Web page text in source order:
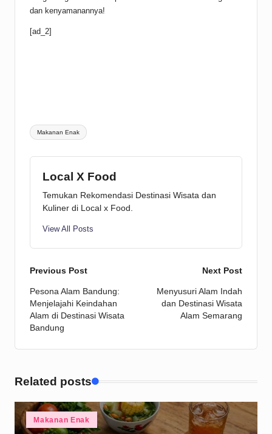
dan kenyamanannya!
[ad_2]
Tags:
Makanan Enak
Local X Food
Temukan Rekomendasi Destinasi Wisata dan
Kuliner di Local x Food.
View All Posts
Post
navigation
Previous Post
Pesona Alam Bandung:
Menjelajahi Keindahan
Alam di Destinasi Wisata
Bandung
Next Post
Menyusuri Alam Indah
dan Destinasi Wisata
Alam Semarang
Related posts
Posted
Makanan Enak